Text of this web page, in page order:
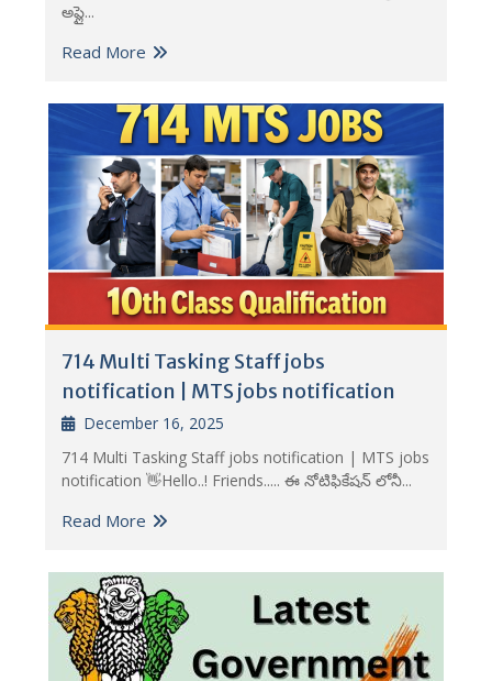
అప్లై...
Read More
714 Multi Tasking Staff jobs
notification | MTS jobs notification
December 16, 2025
714 Multi Tasking Staff jobs notification | MTS jobs
notification 👋Hello..! Friends..... ఈ నోటిఫికేషన్ లోనీ...
Read More